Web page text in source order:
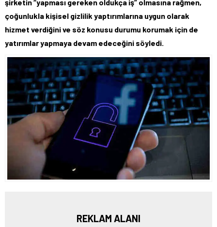
şirketin “yapması gereken oldukça iş” olmasına rağmen,
çoğunlukla kişisel gizlilik yaptırımlarına uygun olarak
hizmet verdiğini ve söz konusu durumu korumak için de
yatırımlar yapmaya devam edeceğini söyledi.
REKLAM ALANI